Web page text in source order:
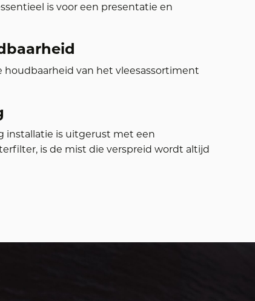
is voor een presentatie en
van het vleesassortiment
installatie is uitgerust met een
is de mist die verspreid wordt altijd